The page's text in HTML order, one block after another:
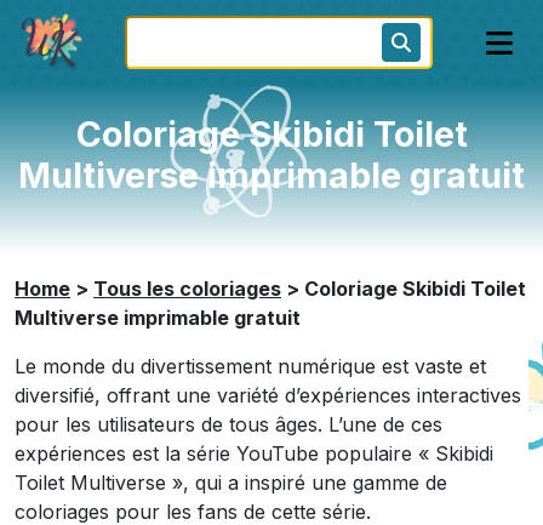
Coloriage Skibidi Toilet
Multiverse imprimable gratuit
Home > Tous les coloriages > Coloriage Skibidi Toilet
Multiverse imprimable gratuit
Le monde du divertissement numérique est vaste et
diversifié, offrant une variété d’expériences interactives
pour les utilisateurs de tous âges. L’une de ces
expériences est la série YouTube populaire « Skibidi
Toilet Multiverse », qui a inspiré une gamme de
coloriages pour les fans de cette série.